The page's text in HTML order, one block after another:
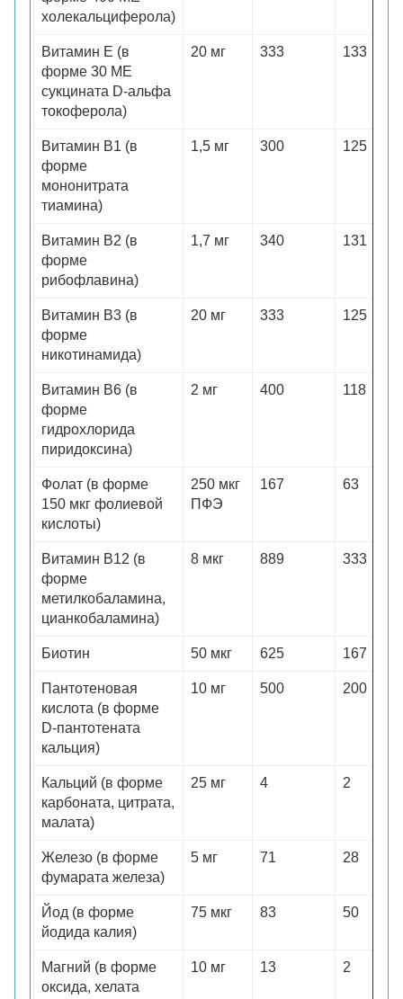
холекальциферола)
Витамин E (в
форме 30 МЕ
сукцината D-альфа
токоферола)
20 мг 333 133
Витамин B1 (в
форме
мононитрата
тиамина)
1,5 мг 300 125
Витамин B2 (в
форме
рибофлавина)
1,7 мг 340 131
Витамин B3 (в
форме
никотинамида)
20 мг 333 125
Витамин B6 (в
форме
гидрохлорида
пиридоксина)
2 мг 400 118
Фолат (в форме
150 мкг фолиевой
кислоты)
250 мкг
ПФЭ
167 63
Витамин B12 (в
форме
метилкобаламина,
цианкобаламина)
8 мкг 889 333
Биотин 50 мкг 625 167
Пантотеновая
кислота (в форме
D-пантотената
кальция)
10 мг 500 200
Кальций (в форме
карбоната, цитрата,
малата)
25 мг 4 2
Железо (в форме
фумарата железа)
5 мг 71 28
Йод (в форме
йодида калия)
75 мкг 83 50
Магний (в форме
оксида, хелата
10 мг 13 2